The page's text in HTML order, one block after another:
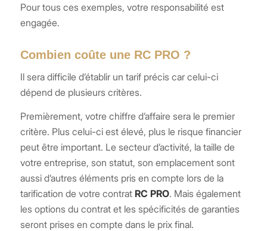
Pour tous ces exemples, votre responsabilité est
engagée.
Combien coûte une RC PRO ?
Il sera difficile d’établir un tarif précis car celui-ci
dépend de plusieurs critères.
Premièrement, votre chiffre d’affaire sera le premier
critère. Plus celui-ci est élevé, plus le risque financier
peut être important. Le secteur d’activité, la taille de
votre entreprise, son statut, son emplacement sont
aussi d’autres éléments pris en compte lors de la
tarification de votre contratRC PRO. Mais également
les options du contrat et les spécificités de garanties
seront prises en compte dans le prix final.